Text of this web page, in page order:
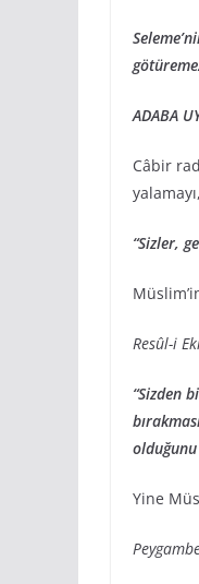
ADABA
Câbir
“Sizler,
Resûl-i
“Sizden
Yine